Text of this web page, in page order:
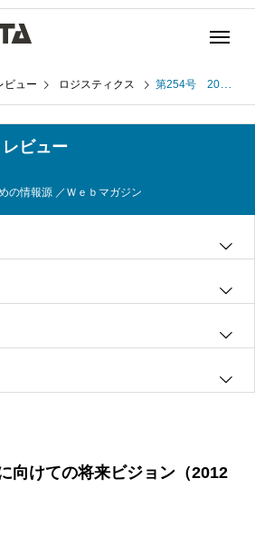
ビュー ロジスティクス 第254号 2020年に向けての将来ビジョン（2012年10月16日発行）
けての将来ビジョン（2012
ビュー
の情報源 ／Ｗｅｂマガジン
ス